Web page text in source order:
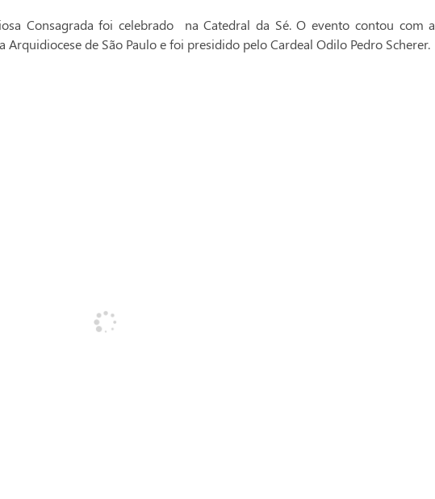
Consagrada foi celebrado na Catedral da Sé. O evento contou com a
Arquidiocese de São Paulo e foi presidido pelo Cardeal Odilo Pedro Scherer.